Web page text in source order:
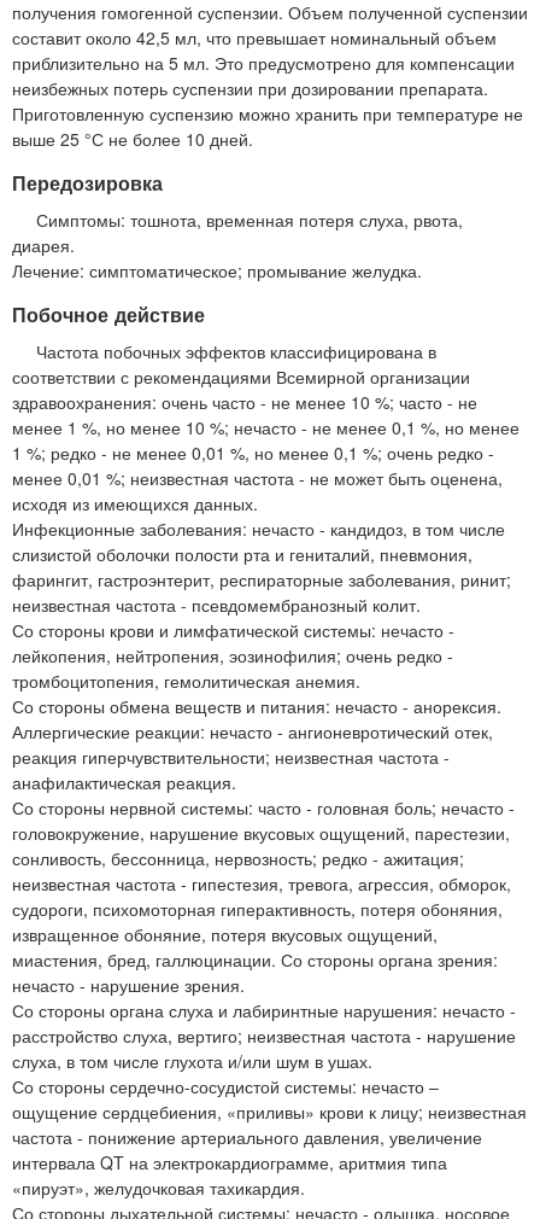
получения гомогенной суспензии. Объем полученной суспензии
составит около 42,5 мл, что превышает номинальный объем
приблизительно на 5 мл. Это предусмотрено для компенсации
неизбежных потерь суспензии при дозировании препарата.
Приготовленную суспензию можно хранить при температуре не
выше 25 °С не более 10 дней.
Передозировка
Симптомы: тошнота, временная потеря слуха, рвота,
диарея.
Лечение: симптоматическое; промывание желудка.
Побочное действие
Частота побочных эффектов классифицирована в
соответствии с рекомендациями Всемирной организации
здравоохранения: очень часто - не менее 10 %; часто - не
менее 1 %, но менее 10 %; нечасто - не менее 0,1 %, но менее
1 %; редко - не менее 0,01 %, но менее 0,1 %; очень редко -
менее 0,01 %; неизвестная частота - не может быть оценена,
исходя из имеющихся данных.
Инфекционные заболевания: нечасто - кандидоз, в том числе
слизистой оболочки полости рта и гениталий, пневмония,
фарингит, гастроэнтерит, респираторные заболевания, ринит;
неизвестная частота - псевдомембранозный колит.
Со стороны крови и лимфатической системы: нечасто -
лейкопения, нейтропения, эозинофилия; очень редко -
тромбоцитопения, гемолитическая анемия.
Со стороны обмена веществ и питания: нечасто - анорексия.
Аллергические реакции: нечасто - ангионевротический отек,
реакция гиперчувствительности; неизвестная частота -
анафилактическая реакция.
Со стороны нервной системы: часто - головная боль; нечасто -
головокружение, нарушение вкусовых ощущений, парестезии,
сонливость, бессонница, нервозность; редко - ажитация;
неизвестная частота - гипестезия, тревога, агрессия, обморок,
судороги, психомоторная гиперактивность, потеря обоняния,
извращенное обоняние, потеря вкусовых ощущений,
миастения, бред, галлюцинации. Со стороны органа зрения:
нечасто - нарушение зрения.
Со стороны органа слуха и лабиринтные нарушения: нечасто -
расстройство слуха, вертиго; неизвестная частота - нарушение
слуха, в том числе глухота и/или шум в ушах.
Со стороны сердечно-сосудистой системы: нечасто –
ощущение сердцебиения, «приливы» крови к лицу; неизвестная
частота - понижение артериального давления, увеличение
интервала QT на электрокардиограмме, аритмия типа
«пируэт», желудочковая тахикардия.
Со стороны дыхательной системы: нечасто - одышка, носовое